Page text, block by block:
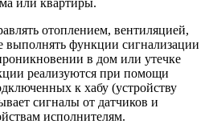
или квартиры.
отоплением, вентиляцией,
выполнять функции сигнализации
в дом или утечке
реализуются при помощи
к хабу (устройству
сигналы от датчиков и
исполнителям.